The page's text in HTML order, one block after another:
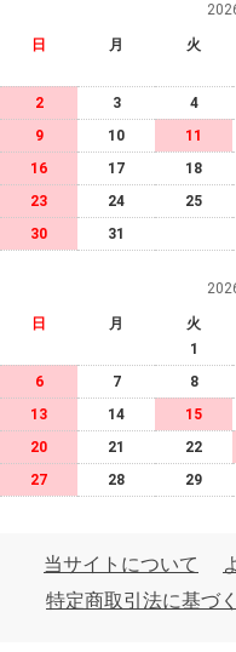
日 月 火
2
3 4
9
10 11
16
17 18
23
24 25
30
31
日 月 火
1
6
7 8
13
14 15
20
21 22
27
28 29
当サイトについて
特定商取引法に基づ